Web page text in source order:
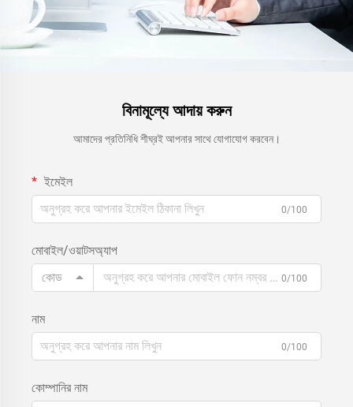
বিনামূল্যে আদায় করুন
আমাদের প্রতিনিধি শীঘ্রই আপনার সাথে যোগাযোগ করবেন।
ইমেইল
0/100
মোবাইল/ওয়াটসঅ্যাপ
কোড
0/100
নাম
0/100
কোম্পানির নাম